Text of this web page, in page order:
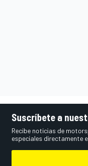
Suscríbete a
Recibe noticias de
especiales directamente